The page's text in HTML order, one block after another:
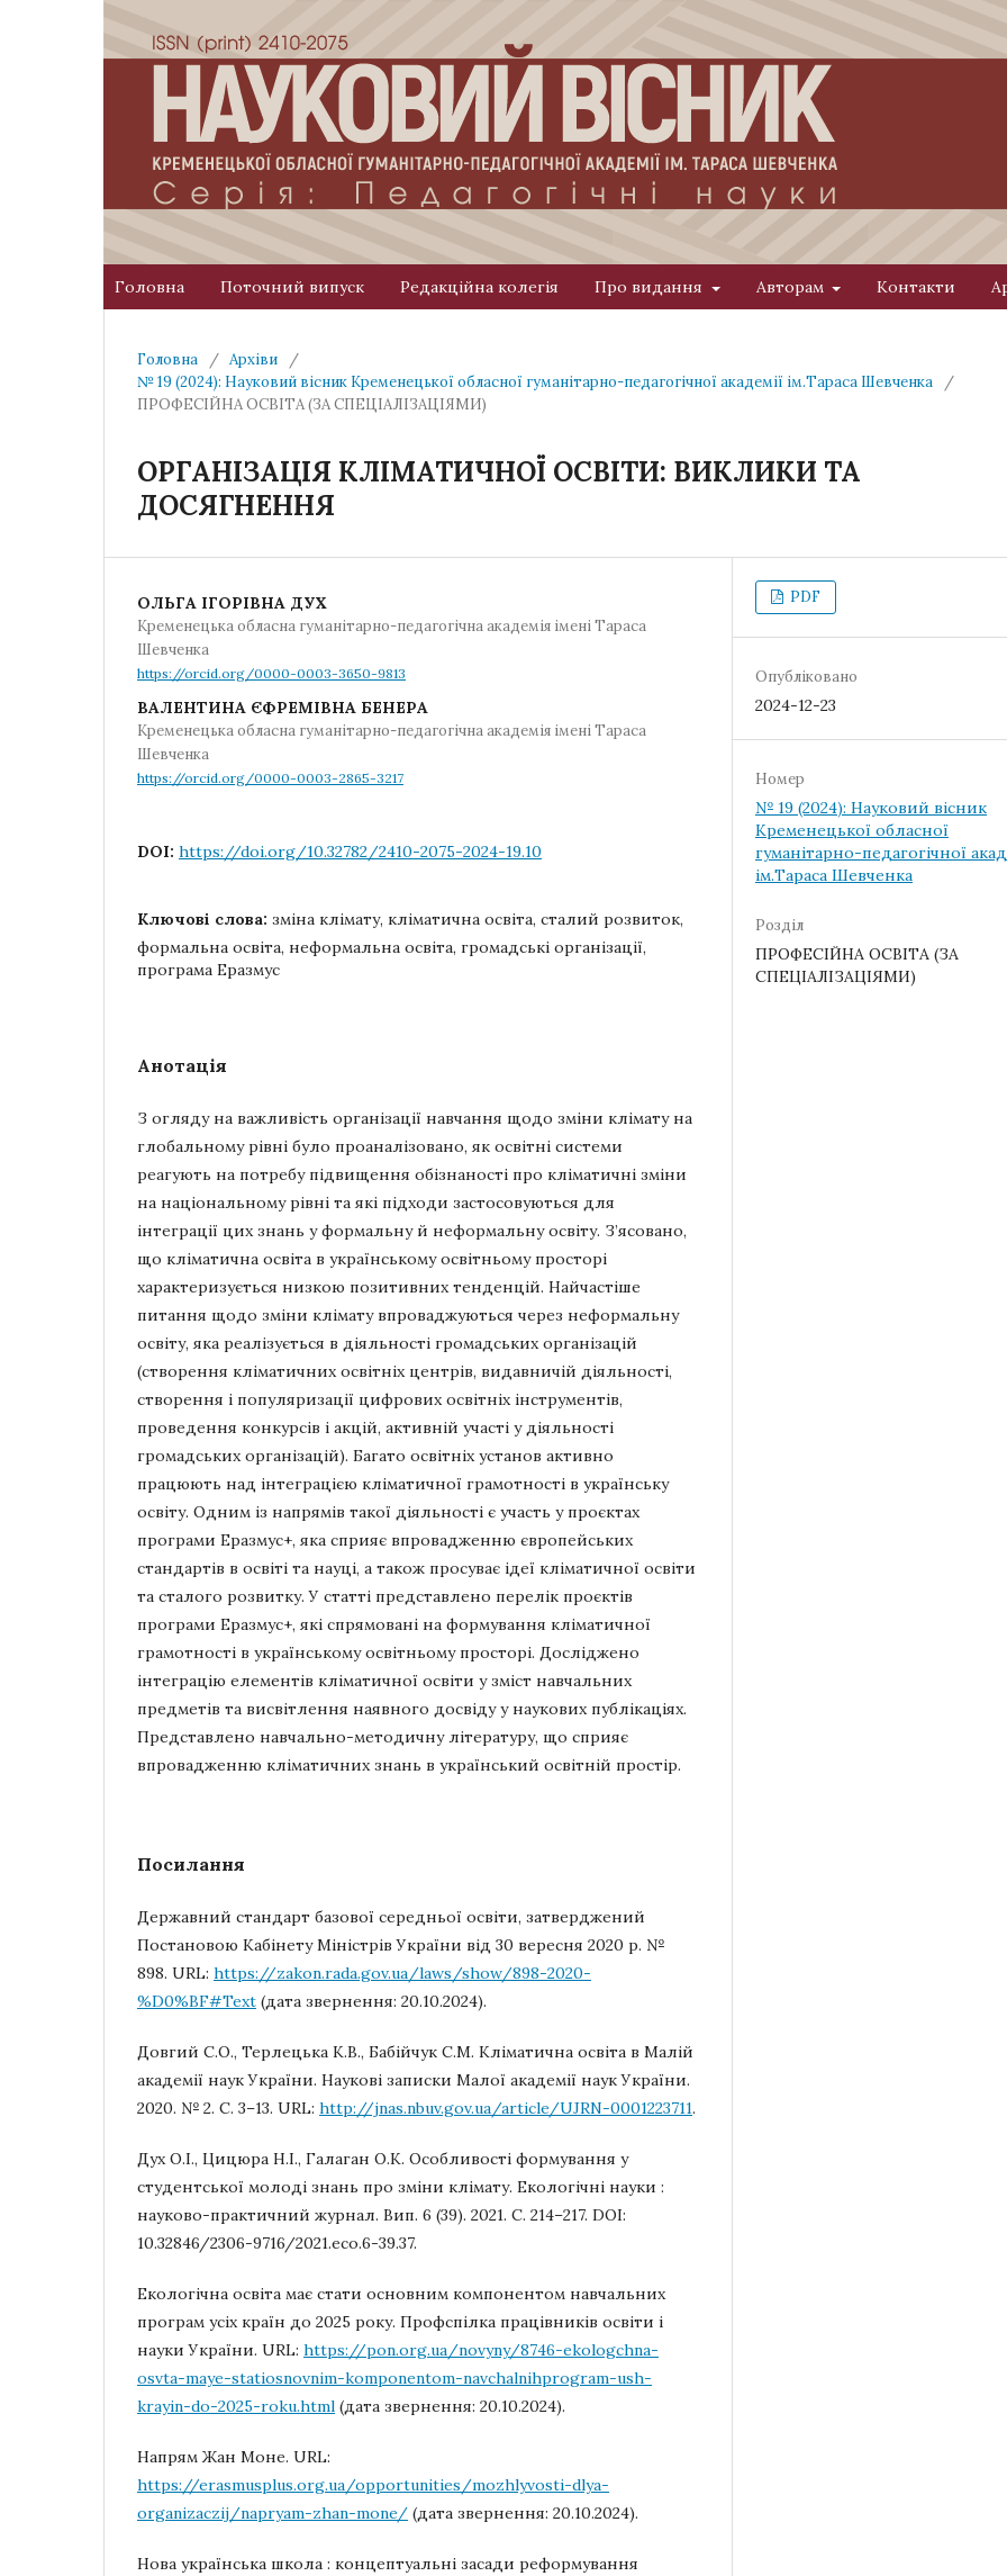
Головна Поточний випуск Редакційна колегія Про видання Авторам Контакти
Головна / Архіви
/
№ 19 (2024): Науковий вісник Кременецької обласної гуманітарно-педагогічної академії ім.Тараса Шевченка
/
ПРОФЕСІЙНА ОСВІТА (ЗА СПЕЦІАЛІЗАЦІЯМИ)
ОРГАНІЗАЦІЯ КЛІМАТИЧНОЇ ОСВІТИ: ВИКЛИКИ ТА
ДОСЯГНЕННЯ
ОЛЬГА ІГОРІВНА ДУХ
Кременецька обласна гуманітарно-педагогічна академія імені Тараса
Шевченка
https://orcid.org/0000-0003-3650-9813
ВАЛЕНТИНА ЄФРЕМІВНА БЕНЕРА
Кременецька обласна гуманітарно-педагогічна академія імені Тараса
Шевченка
https://orcid.org/0000-0003-2865-3217
DOI: https://doi.org/10.32782/2410-2075-2024-19.10
Ключові слова: зміна клімату, кліматична освіта, сталий розвиток,
формальна освіта, неформальна освіта, громадські організації,
програма Еразмус
Анотація
З огляду на важливість організації навчання щодо зміни клімату на
глобальному рівні було проаналізовано, як освітні системи
реагують на потребу підвищення обізнаності про кліматичні зміни
на національному рівні та які підходи застосовуються для
інтеграції цих знань у формальну й неформальну освіту. З’ясовано,
що кліматична освіта в українському освітньому просторі
характеризується низкою позитивних тенденцій. Найчастіше
питання щодо зміни клімату впроваджуються через неформальну
освіту, яка реалізується в діяльності громадських організацій
(створення кліматичних освітніх центрів, видавничій діяльності,
створення і популяризації цифрових освітніх інструментів,
проведення конкурсів і акцій, активній участі у діяльності
громадських організацій). Багато освітніх установ активно
працюють над інтеграцією кліматичної грамотності в українську
освіту. Одним із напрямів такої діяльності є участь у проєктах
програми Еразмус+, яка сприяє впровадженню європейських
стандартів в освіті та науці, а також просуває ідеї кліматичної освіти
та сталого розвитку. У статті представлено перелік проєктів
програми Еразмус+, які спрямовані на формування кліматичної
грамотності в українському освітньому просторі. Досліджено
інтеграцію елементів кліматичної освіти у зміст навчальних
предметів та висвітлення наявного досвіду у наукових публікаціях.
Представлено навчально-методичну літературу, що сприяє
впровадженню кліматичних знань в український освітній простір.
Посилання
Державний стандарт базової середньої освіти, затверджений
Постановою Кабінету Міністрів України від 30 вересня 2020 р. №
898. URL: https://zakon.rada.gov.ua/laws/show/898-2020-
%D0%BF#Text (дата звернення: 20.10.2024).
Довгий С.О., Терлецька К.В., Бабійчук С.М. Кліматична освіта в Малій
академії наук України. Наукові записки Малої академії наук України.
2020. № 2. С. 3–13. URL: http://jnas.nbuv.gov.ua/article/UJRN-0001223711.
Дух О.І., Цицюра Н.І., Галаган О.К. Особливості формування у
студентської молоді знань про зміни клімату. Екологічні науки :
науково-практичний журнал. Вип. 6 (39). 2021. С. 214–217. DOI:
10.32846/2306-9716/2021.eco.6-39.37.
Екологічна освіта має стати основним компонентом навчальних
програм усіх країн до 2025 року. Профспілка працівників освіти і
науки України. URL: https://pon.org.ua/novyny/8746-ekologchna-
osvta-maye-statiosnovnim-komponentom-navchalnihprogram-ush-
krayin-do-2025-roku.html (дата звернення: 20.10.2024).
Напрям Жан Моне. URL:
https://erasmusplus.org.ua/opportunities/mozhlyvosti-dlya-
organizaczij/napryam-zhan-mone/ (дата звернення: 20.10.2024).
Нова українська школа : концептуальні засади реформування
PDF
Опубліковано
2024-12-23
Номер
№ 19 (2024): Науковий вісник
Кременецької обласної
гуманітарно-педагогічної
ім.Тараса Шевченка
Розділ
ПРОФЕСІЙНА ОСВІТА (ЗА
СПЕЦІАЛІЗАЦІЯМИ)